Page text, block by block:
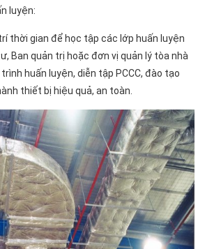
luyện:
thời gian để học tập các lớp huấn luyện
Ban quản trị hoặc đơn vị quản lý tòa nhà
huấn luyện, diễn tập PCCC, đào tạo
thiết bị hiệu quả, an toàn.